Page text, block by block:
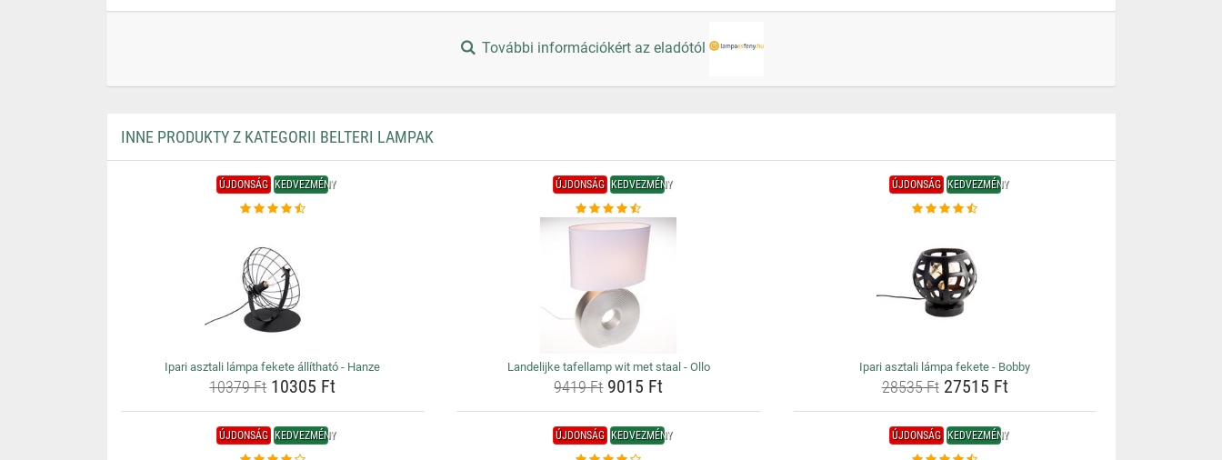
További információkért az eladótól
INNE PRODUKTY Z KATEGORII BELTERI LAMPAK
ÚJDONSÁG KEDVEZMÉNY
Ipari asztali lámpa fekete állítható - Hanze
10379 Ft10305 Ft
ÚJDONSÁG KEDVEZMÉNY
Landelijke tafellamp wit met staal - Ollo
9419 Ft9015 Ft
ÚJDONSÁG KEDVEZMÉNY
Ipari asztali lámpa fekete - Bobby
28535 Ft27515 Ft
ÚJDONSÁG KEDVEZMÉNY ÚJDONSÁG KEDVEZMÉNY ÚJDONSÁG KEDVEZMÉNY